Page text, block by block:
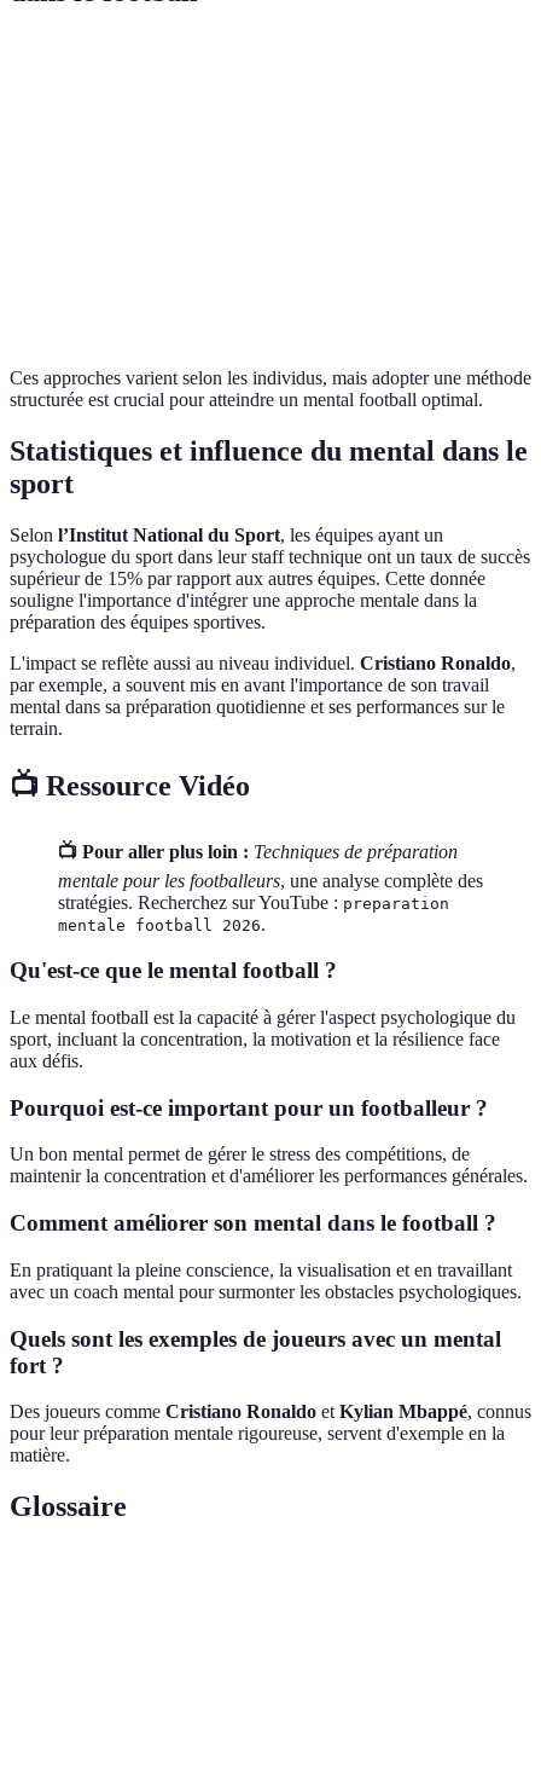
Ces approches varient selon les individus, mais adopter une méthode
structurée est crucial pour atteindre un mental football optimal.
Statistiques et influence du mental dans le
sport
Selon l’Institut National du Sport, les équipes ayant un
psychologue du sport dans leur staff technique ont un taux de succès
supérieur de 15% par rapport aux autres équipes. Cette donnée
souligne l'importance d'intégrer une approche mentale dans la
préparation des équipes sportives.
L'impact se reflète aussi au niveau individuel. Cristiano Ronaldo,
par exemple, a souvent mis en avant l'importance de son travail
mental dans sa préparation quotidienne et ses performances sur le
terrain.
📺 Ressource Vidéo
📺 Pour aller plus loin : Techniques de préparation
mentale pour les footballeurs, une analyse complète des
stratégies. Recherchez sur YouTube : preparation
mentale football 2026.
Qu'est-ce que le mental football ?
Le mental football est la capacité à gérer l'aspect psychologique du
sport, incluant la concentration, la motivation et la résilience face
aux défis.
Pourquoi est-ce important pour un footballeur ?
Un bon mental permet de gérer le stress des compétitions, de
maintenir la concentration et d'améliorer les performances générales.
Comment améliorer son mental dans le football ?
En pratiquant la pleine conscience, la visualisation et en travaillant
avec un coach mental pour surmonter les obstacles psychologiques.
Quels sont les exemples de joueurs avec un mental
fort ?
Des joueurs comme Cristiano Ronaldo et Kylian Mbappé, connus
pour leur préparation mentale rigoureuse, servent d'exemple en la
matière.
Glossaire